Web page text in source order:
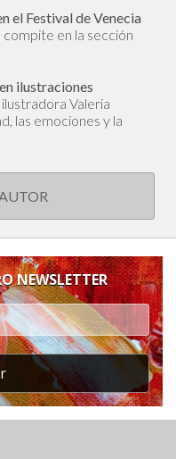
el Festival de Venecia
compite en la sección
ilustraciones
Valeria
las emociones y la
NEWSLETTER